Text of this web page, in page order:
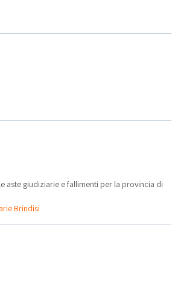
aste giudiziarie e fallimenti per la provincia di
Brindisi